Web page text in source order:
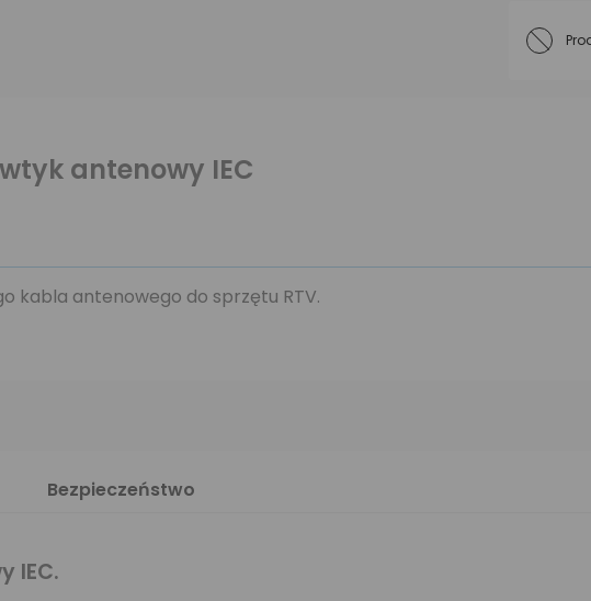
antenowy IEC
kabla antenowego do sprzętu RTV.
Bezpieczeństwo
IEC.